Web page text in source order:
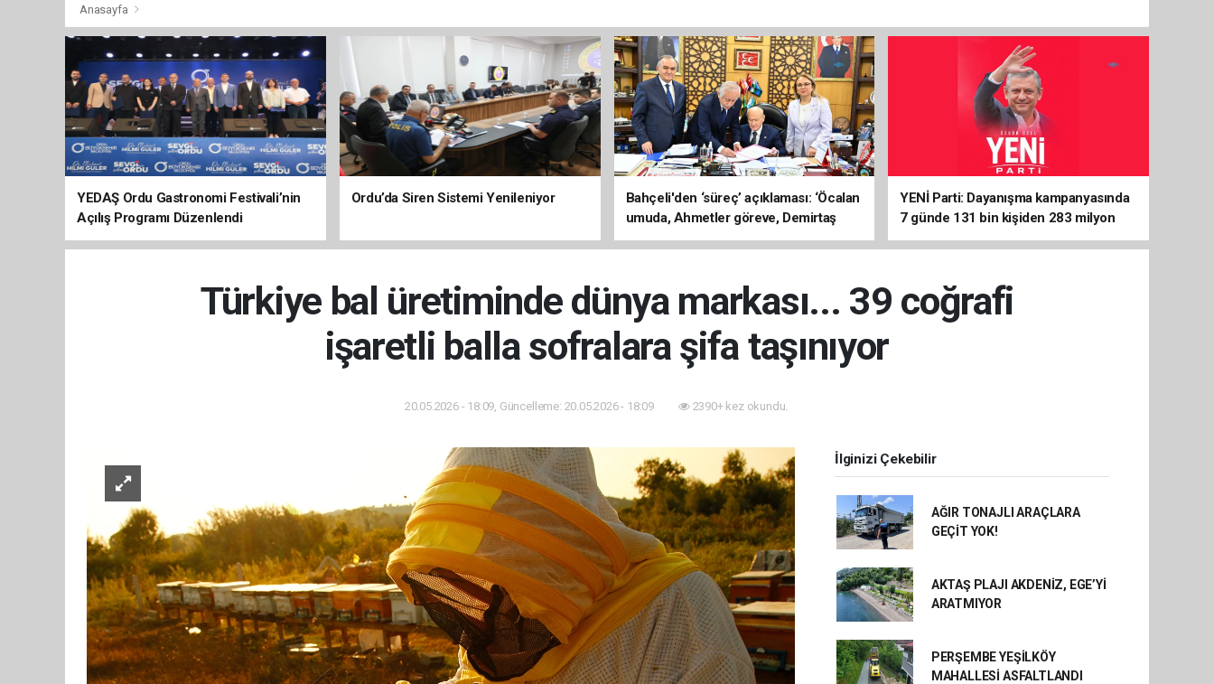
Anasayfa
YEDAŞ Ordu Gastronomi Festivali’nin
Açılış Programı Düzenlendi
Ordu’da Siren Sistemi Yenileniyor
Bahçeli'den ‘süreç’ açıklaması: ‘Öcalan
umuda, Ahmetler göreve, Demirtaş
evine dönmeli’
YENİ Parti: Dayanışma kampanyasında
7 günde 131 bin kişiden 283 milyon
liralık destek
Türkiye bal üretiminde dünya markası... 39 coğrafi
işaretli balla sofralara şifa taşınıyor
20.05.2026 - 18:09, Güncelleme: 20.05.2026 - 18:09 2390+ kez okundu.
İlginizi Çekebilir
AĞIR TONAJLI ARAÇLARA
GEÇİT YOK!
AKTAŞ PLAJI AKDENİZ, EGE’Yİ
ARATMIYOR
PERŞEMBE YEŞİLKÖY
MAHALLESİ ASFALTLANDI